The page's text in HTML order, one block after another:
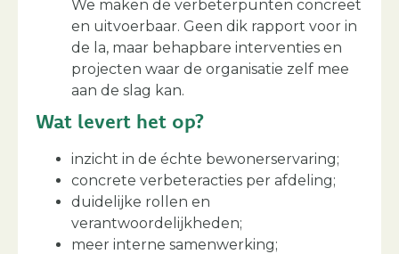
We maken de verbeterpunten concreet
en uitvoerbaar. Geen dik rapport voor in
de la, maar behapbare interventies en
projecten waar de organisatie zelf mee
aan de slag kan.
Wat levert het op?
inzicht in de échte bewonerservaring;
concrete verbeteracties per afdeling;
duidelijke rollen en
verantwoordelijkheden;
meer interne samenwerking;